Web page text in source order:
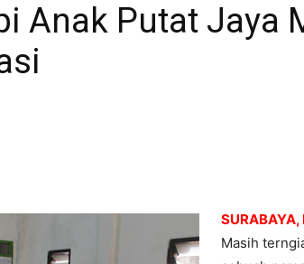
Anak Putat Jaya
Masih